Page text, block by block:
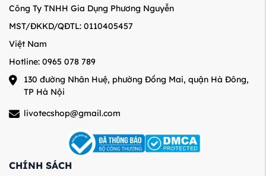
Công Ty TNHH Gia Dụng Phương Nguyễn
MST/ĐKKD/QĐTL: 0110405457
Việt Nam
Hotline: 0965 078 789
130 đường Nhân Huệ, phường Đồng Mai, quận Hà Đông,
TP Hà Nội
livotecshop@gmail.com
CHÍNH SÁCH